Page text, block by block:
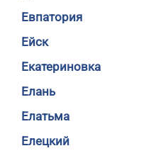
Евпатория
Ейск
Екатериновка
Елань
Елатьма
Елецкий